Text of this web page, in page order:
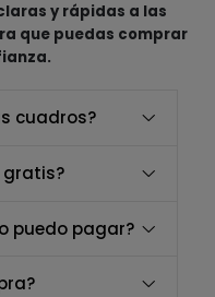
y rápidas a las
que puedas comprar
cuadros?
gratis?
puedo pagar?